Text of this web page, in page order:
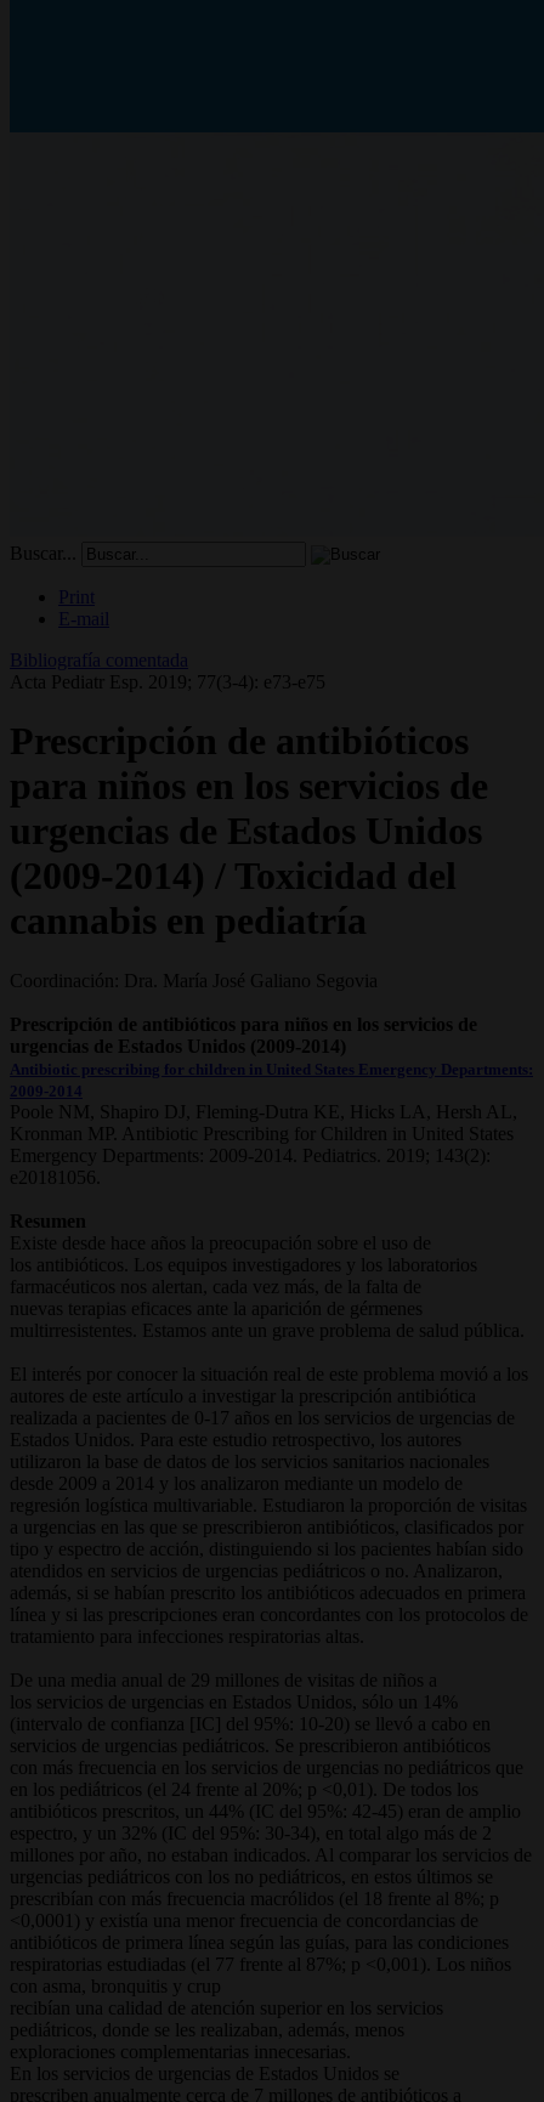
Buscar...
Print
E-mail
Bibliografía comentada
Acta Pediatr Esp. 2019; 77(3-4): e73-e75
Prescripción de antibióticos
para niños en los servicios de
urgencias de Estados Unidos
(2009-2014) / Toxicidad del
cannabis en pediatría
Coordinación: Dra. María José Galiano Segovia
Prescripción de antibióticos para niños en los servicios de
urgencias de Estados Unidos (2009-2014)
Antibiotic prescribing for children in United States Emergency Departments:
2009-2014
Poole NM, Shapiro DJ, Fleming-Dutra KE, Hicks LA, Hersh AL,
Kronman MP. Antibiotic Prescribing for Children in United States
Emergency Departments: 2009-2014. Pediatrics. 2019; 143(2):
e20181056.
Resumen
Existe desde hace años la preocupación sobre el uso de
los antibióticos. Los equipos investigadores y los laboratorios
farmacéuticos nos alertan, cada vez más, de la falta de
nuevas terapias eficaces ante la aparición de gérmenes
multirresistentes. Estamos ante un grave problema de salud pública.
El interés por conocer la situación real de este problema movió a los
autores de este artículo a investigar la prescripción antibiótica
realizada a pacientes de 0-17 años en los servicios de urgencias de
Estados Unidos. Para este estudio retrospectivo, los autores
utilizaron la base de datos de los servicios sanitarios nacionales
desde 2009 a 2014 y los analizaron mediante un modelo de
regresión logística multivariable. Estudiaron la proporción de visitas
a urgencias en las que se prescribieron antibióticos, clasificados por
tipo y espectro de acción, distinguiendo si los pacientes habían sido
atendidos en servicios de urgencias pediátricos o no. Analizaron,
además, si se habían prescrito los antibióticos adecuados en primera
línea y si las prescripciones eran concordantes con los protocolos de
tratamiento para infecciones respiratorias altas.
De una media anual de 29 millones de visitas de niños a
los servicios de urgencias en Estados Unidos, sólo un 14%
(intervalo de confianza [IC] del 95%: 10-20) se llevó a cabo en
servicios de urgencias pediátricos. Se prescribieron antibióticos
con más frecuencia en los servicios de urgencias no pediátricos que
en los pediátricos (el 24 frente al 20%; p <0,01). De todos los
antibióticos prescritos, un 44% (IC del 95%: 42-45) eran de amplio
espectro, y un 32% (IC del 95%: 30-34), en total algo más de 2
millones por año, no estaban indicados. Al comparar los servicios de
urgencias pediátricos con los no pediátricos, en estos últimos se
prescribían con más frecuencia macrólidos (el 18 frente al 8%; p
<0,0001) y existía una menor frecuencia de concordancias de
antibióticos de primera línea según las guías, para las condiciones
respiratorias estudiadas (el 77 frente al 87%; p <0,001). Los niños
con asma, bronquitis y crup
recibían una calidad de atención superior en los servicios
pediátricos, donde se les realizaban, además, menos
exploraciones complementarias innecesarias.
En los servicios de urgencias de Estados Unidos se
prescriben anualmente cerca de 7 millones de antibióticos a